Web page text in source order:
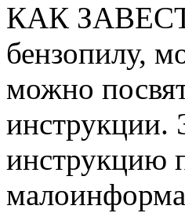
КАК
бензопилу,
можно
инструкции.
инструкцию